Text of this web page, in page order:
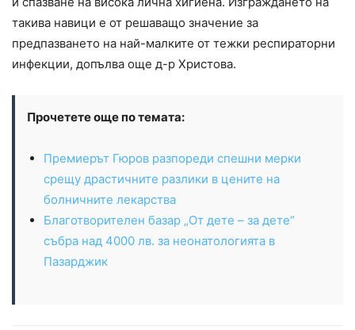
такива навици е от решаващо значение за
предпазването на най-малките от тежки респираторни
инфекции, допълва още д-р Христова.
Прочетете още по темата:
Премиерът Гюров разпореди спешни мерки
срещу драстичните разлики в цените на
болничните лекарства
Благотворителен базар „От дете – за дете“
събра над 4000 лв. за неонатологията в
Пазарджик